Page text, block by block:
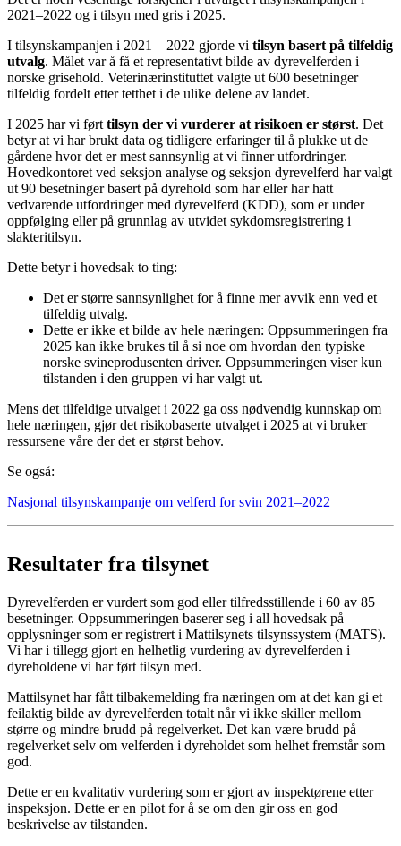
2021–2022 og i tilsyn med gris i 2025.
I tilsynskampanjen i 2021 – 2022 gjorde vi tilsyn basert på tilfeldig
utvalg. Målet var å få et representativt bilde av dyrevelferden i
norske grisehold. Veterinærinstituttet valgte ut 600 besetninger
tilfeldig fordelt etter tetthet i de ulike delene av landet.
I 2025 har vi førttilsyn der vi vurderer at risikoen er størst. Det
betyr at vi har brukt data og tidligere erfaringer til å plukke ut de
gårdene hvor det er mest sannsynlig at vi finner utfordringer.
Hovedkontoret ved seksjon analyse og seksjon dyrevelferd har valgt
ut 90 besetninger basert på dyrehold som har eller har hatt
vedvarende utfordringer med dyrevelferd (KDD), som er under
oppfølging eller på grunnlag av utvidet sykdomsregistrering i
slakteritilsyn.
Dette betyr i hovedsak to ting:
Det er større sannsynlighet for å finne mer avvik enn ved et
tilfeldig utvalg.
Dette er ikke et bilde av hele næringen: Oppsummeringen fra
2025 kan ikke brukes til å si noe om hvordan den typiske
norske svineprodusenten driver. Oppsummeringen viser kun
tilstanden i den gruppen vi har valgt ut.
Mens det tilfeldige utvalget i 2022 ga oss nødvendig kunnskap om
hele næringen, gjør det risikobaserte utvalget i 2025 at vi bruker
ressursene våre der det er størst behov.
Se også:
Nasjonal tilsynskampanje om velferd for svin 2021–2022
Resultater fra tilsynet
Dyrevelferden er vurdert som god eller tilfredsstillende i 60 av 85
besetninger. Oppsummeringen baserer seg i all hovedsak på
opplysninger som er registrert i Mattilsynets tilsynssystem (MATS).
Vi har i tillegg gjort en helhetlig vurdering av dyrevelferden i
dyreholdene vi har ført tilsyn med.
Mattilsynet har fått tilbakemelding fra næringen om at det kan gi et
feilaktig bilde av dyrevelferden totalt når vi ikke skiller mellom
større og mindre brudd på regelverket. Det kan være brudd på
regelverket selv om velferden i dyreholdet som helhet fremstår som
god.
Dette er en kvalitativ vurdering som er gjort av inspektørene etter
inspeksjon. Dette er en pilot for å se om den gir oss en god
beskrivelse av tilstanden.